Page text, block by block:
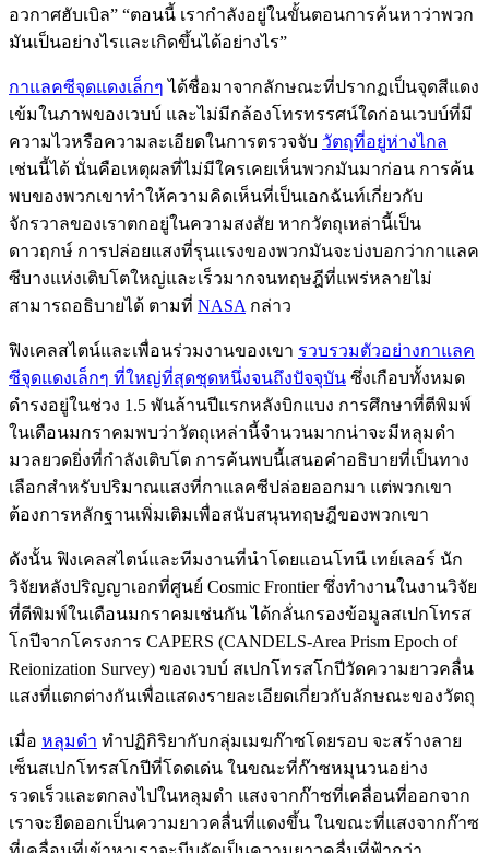
อวกาศฮับเบิล” “ตอนนี้ เรากำลังอยู่ในขั้นตอนการค้นหาว่าพวก
มันเป็นอย่างไรและเกิดขึ้นได้อย่างไร”
กาแลคซีจุดแดงเล็กๆ ได้ชื่อมาจากลักษณะที่ปรากฏเป็นจุดสีแดง
เข้มในภาพของเวบบ์ และไม่มีกล้องโทรทรรศน์ใดก่อนเวบบ์ที่มี
ความไวหรือความละเอียดในการตรวจจับ วัตถุที่อยู่ห่างไกล
เช่นนี้ได้ นั่นคือเหตุผลที่ไม่มีใครเคยเห็นพวกมันมาก่อน การค้น
พบของพวกเขาทำให้ความคิดเห็นที่เป็นเอกฉันท์เกี่ยวกับ
จักรวาลของเราตกอยู่ในความสงสัย หากวัตถุเหล่านี้เป็น
ดาวฤกษ์ การปล่อยแสงที่รุนแรงของพวกมันจะบ่งบอกว่ากาแลค
ซีบางแห่งเติบโตใหญ่และเร็วมากจนทฤษฎีที่แพร่หลายไม่
สามารถอธิบายได้ ตามที่ NASA กล่าว
ฟิงเคลสไตน์และเพื่อนร่วมงานของเขา รวบรวมตัวอย่างกาแลค
ซีจุดแดงเล็กๆ ที่ใหญ่ที่สุดชุดหนึ่งจนถึงปัจจุบัน ซึ่งเกือบทั้งหมด
ดำรงอยู่ในช่วง 1.5 พันล้านปีแรกหลังบิกแบง การศึกษาที่ตีพิมพ์
ในเดือนมกราคมพบว่าวัตถุเหล่านี้จำนวนมากน่าจะมีหลุมดำ
มวลยวดยิ่งที่กำลังเติบโต การค้นพบนี้เสนอคำอธิบายที่เป็นทาง
เลือกสำหรับปริมาณแสงที่กาแลคซีปล่อยออกมา แต่พวกเขา
ต้องการหลักฐานเพิ่มเติมเพื่อสนับสนุนทฤษฎีของพวกเขา
ดังนั้น ฟิงเคลสไตน์และทีมงานที่นำโดยแอนโทนี เทย์เลอร์ นัก
วิจัยหลังปริญญาเอกที่ศูนย์ Cosmic Frontier ซึ่งทำงานในงานวิจัย
ที่ตีพิมพ์ในเดือนมกราคมเช่นกัน ได้กลั่นกรองข้อมูลสเปกโทรส
โกปีจากโครงการ CAPERS (CANDELS-Area Prism Epoch of
Reionization Survey) ของเวบบ์ สเปกโทรสโกปีวัดความยาวคลื่น
แสงที่แตกต่างกันเพื่อแสดงรายละเอียดเกี่ยวกับลักษณะของวัตถุ
เมื่อ หลุมดำ ทำปฏิกิริยากับกลุ่มเมฆก๊าซโดยรอบ จะสร้างลาย
เซ็นสเปกโทรสโกปีที่โดดเด่น ในขณะที่ก๊าซหมุนวนอย่าง
รวดเร็วและตกลงไปในหลุมดำ แสงจากก๊าซที่เคลื่อนที่ออกจาก
เราจะยืดออกเป็นความยาวคลื่นที่แดงขึ้น ในขณะที่แสงจากก๊าซ